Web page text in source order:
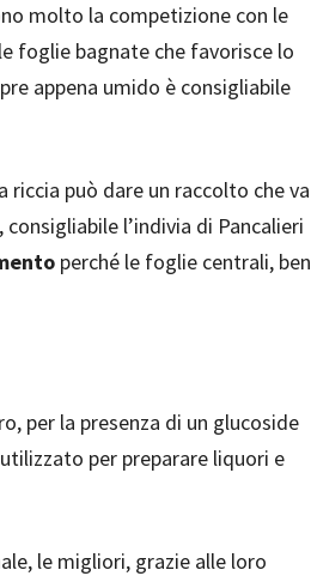
molto la competizione con le
foglie bagnate che favorisce lo
appena umido è consigliabile
riccia può dare un raccolto che va
l’indivia di Pancalieri
perché le foglie centrali, ben
per la presenza di un glucoside
per preparare liquori e
le migliori, grazie alle loro